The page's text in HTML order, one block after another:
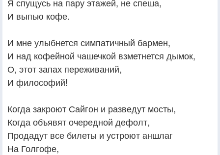
И выпью кофе.
И мне улыбнется симпатичный бармен,
И над кофейной чашечкой взметнется дымок,
О, этот запах переживаний,
И философий!
Когда закроют Сайгон и разведут мосты,
Когда объявят очередной дефолт,
Продадут все билеты и устроют аншлаг
На Голгофе,